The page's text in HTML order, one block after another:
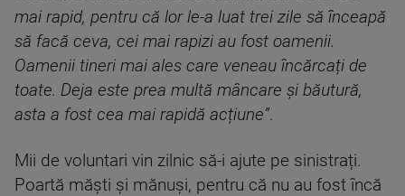
mai rapid, pentru că lor le-a luat trei zile să înceapă
să facă ceva, cei mai rapizi au fost oamenii.
Oamenii tineri mai ales care veneau încărcați de
toate. Deja este prea multă mâncare și băutură,
asta a fost cea mai rapidă acțiune”.
Mii de voluntari vin zilnic să-i ajute pe sinistrați.
Poartă măști și mănuși, pentru că nu au fost încă